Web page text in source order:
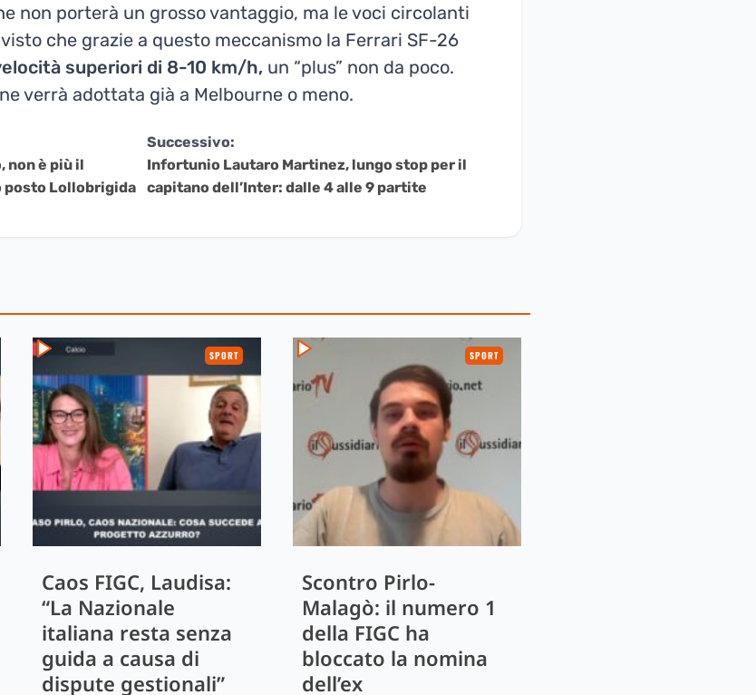
non porterà un grosso vantaggio, ma le voci circolanti
che grazie a questo meccanismo la Ferrari SF-26
superiori di 8-10 km/h, un “plus” non da poco.
verrà adottata già a Melbourne o meno.
non è più il
posto Lollobrigida
Successivo:
Infortunio Lautaro Martinez, lungo stop per il
capitano dell’Inter: dalle 4 alle 9 partite
SPORT
Caos FIGC, Laudisa:
“La Nazionale
italiana resta senza
guida a causa di
dispute gestionali”
SPORT
Scontro Pirlo-
Malagò: il numero 1
della FIGC ha
bloccato la nomina
dell’ex